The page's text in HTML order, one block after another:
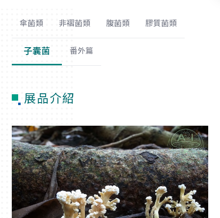
傘菌類 非褶菌類 腹菌類 膠質菌類
子囊菌 番外篇
展品介紹